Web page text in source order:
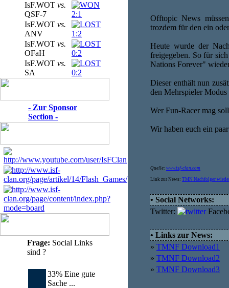
IsF.WOT vs.
QSF-7
2:1
IsF.WOT vs.
ANV
1:2
IsF.WOT vs.
OFaH
0:2
IsF.WOT vs.
SA
0:2
- Zur Sponsor
Section -
Frage: Social Links
sind ?
33% Eine gute
Sache ...
Offtopic News
trozdem für den ein
Heute wurde der
freigegeben. So für
Nations Forever"
Dieser enthält nun
den Mehrspieler Modus
Wer Fun-Racer mag
Wir haben euch ein
Quelle: www.isf-clan.com
Link zur News: TMN Nachfolger
• Social Networks:
Twitter:
• Links zur News:
» TMNF Download1
» TMNF Download2
» TMNF Download3